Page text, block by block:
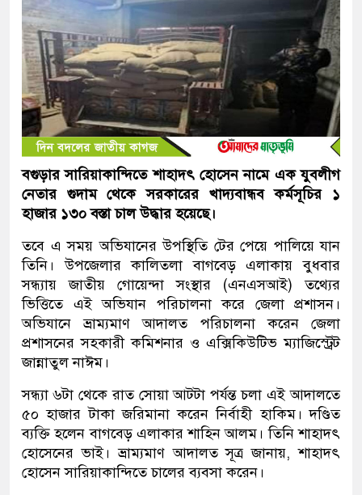
বগুড়ার সারিয়াকান্দিতে শাহাদৎ হোসেন নামে এক যুবলীগ
নেতার গুদাম থেকে সরকারের খাদ্যবান্ধব কর্মসূচির ১
হাজার ১৩০ বস্তা চাল উদ্ধার হয়েছে।
তবে এ সময় অভিযানের উপস্থিতি টের পেয়ে পালিয়ে যান
তিনি। উপজেলার কালিতলা বাগবেড় এলাকায় বুধবার
সন্ধ্যায় জাতীয় গোয়েন্দা সংস্থার (এনএসআই) তথ্যের
ভিত্তিতে এই অভিযান পরিচালনা করে জেলা প্রশাসন।
অভিযানে ভ্রাম্যমাণ আদালত পরিচালনা করেন জেলা
প্রশাসনের সহকারী কমিশনার ও এক্সিকিউটিভ ম্যাজিস্ট্রেট
জান্নাতুল নাঈম।
সন্ধ্যা ৬টা থেকে রাত সোয়া আটটা পর্যন্ত চলা এই আদালতে
৫০ হাজার টাকা জরিমানা করেন নির্বাহী হাকিম। দণ্ডিত
ব্যক্তি হলেন বাগবেড় এলাকার শাহিন আলম। তিনি শাহাদৎ
হোসেনের ভাই। ভ্রাম্যমাণ আদালত সূত্র জানায়, শাহাদৎ
হোসেন সারিয়াকান্দিতে চালের ব্যবসা করেন।